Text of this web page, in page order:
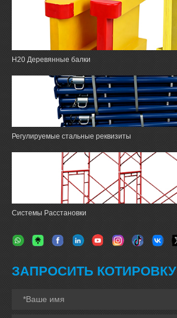
H20 Деревянные балки
Регулируемые стальные реквизиты
Системы Расстановки
ЗАПРОСИТЬ КОТИРОВКУ